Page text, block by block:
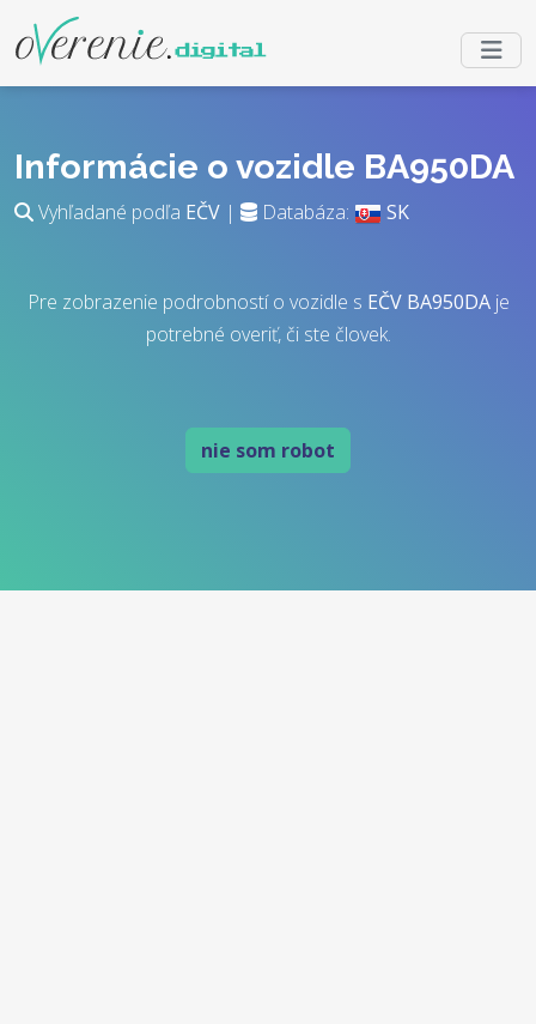
Informácie o vozidle BA950DA
Vyhľadané podľa EČV | Databáza: SK
Pre zobrazenie podrobností o vozidle s EČV BA950DAje
potrebné overiť, či ste človek.
nie som robot